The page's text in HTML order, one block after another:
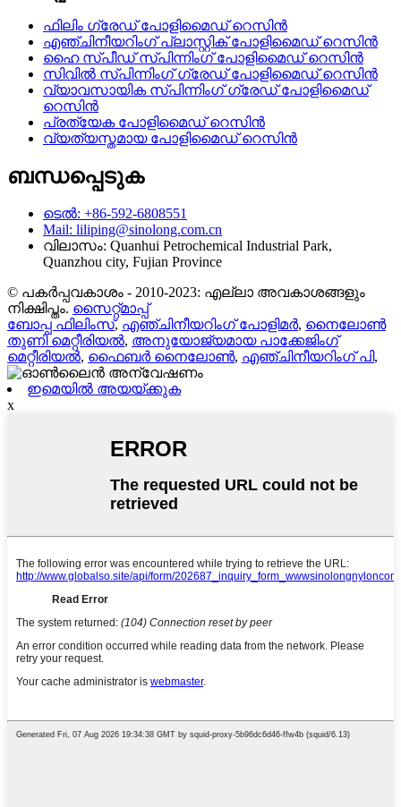
ഫിലിം ഗ്രേഡ് പോളിമൈഡ് റെസിൻ
എഞ്ചിനീയറിംഗ് പ്ലാസ്റ്റിക് പോളിമൈഡ് റെസിൻ
ഹൈ സ്പീഡ് സ്പിന്നിംഗ് പോളിമൈഡ് റെസിൻ
സിവിൽ സ്പിന്നിംഗ് ഗ്രേഡ് പോളിമൈഡ് റെസിൻ
വ്യാവസായിക സ്പിന്നിംഗ് ഗ്രേഡ് പോളിമൈഡ്
റെസിൻ
പ്രത്യേക പോളിമൈഡ് റെസിൻ
വ്യത്യസ്തമായ പോളിമൈഡ് റെസിൻ
ബന്ധപ്പെടുക
ടെൽ: +86-592-6808551
Mail: liliping@sinolong.com.cn
വിലാസം: Quanhui Petrochemical Industrial Park,
Quanzhou city, Fujian Province
© പകർപ്പവകാശം - 2010-2023: എല്ലാ അവകാശങ്ങളും
നിക്ഷിപ്തം. സൈറ്റ്മാപ്പ്
ബോപ്പ ഫിലിംസ്, എഞ്ചിനീയറിംഗ് പോളിമർ, നൈലോൺ
തുണി മെറ്റീരിയൽ, അനുയോജ്യമായ പാക്കേജിംഗ്
മെറ്റീരിയൽ, ഫൈബർ നൈലോൺ, എഞ്ചിനീയറിംഗ് പി,
ഇമെയിൽ അയയ്ക്കുക
x